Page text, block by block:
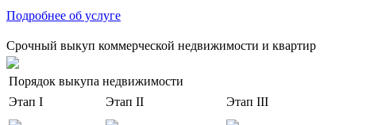
Подробнее об услуге
Срочный выкуп коммерческой недвижимости и квартир
Порядок выкупа недвижимости
Этап I
Этап II Этап III